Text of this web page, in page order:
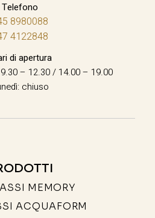
Telefono
8980088
4122848
di apertura
– 12.30 / 14.00 – 19.00
chiuso
MEMORY
ACQUAFORM